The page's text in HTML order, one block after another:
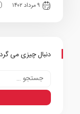
۹ مرداد ۱۴۰۲
دنبال چیزی می